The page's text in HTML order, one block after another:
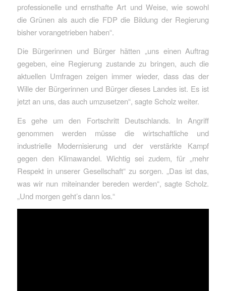
professionelle und ernsthafte Art und Weise, wie sowohl
die Grünen als auch die FDP die Bildung der Regierung
bisher vorangetrieben haben“.
Die Bürgerinnen und Bürger hätten „uns einen Auftrag
gegeben, eine Regierung zustande zu bringen, auch die
aktuellen Umfragen zeigen immer wieder, dass das der
Wille der Bürgerinnen und Bürger dieses Landes ist. Es ist
jetzt an uns, das auch umzusetzen“, sagte Scholz weiter.
Es gehe um den Fortschritt Deutschlands. In Angriff
genommen werden müsse die wirtschaftliche und
industrielle Modernisierung und der verstärkte Kampf
gegen den Klimawandel. Wichtig sei zudem, für „mehr
Respekt in unserer Gesellschaft“ zu sorgen. „Das ist das,
was wir nun miteinander bereden werden“, sagte Scholz.
„Und morgen geht’s dann los.“